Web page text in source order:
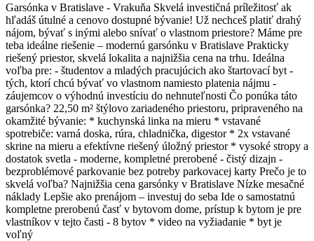
Garsónka v Bratislave - Vrakuňa Skvelá investičná príležitosť ak
hľadáš útulné a cenovo dostupné bývanie! Už nechceš platiť drahý
nájom, bývať s inými alebo snívať o vlastnom priestore? Máme pre
teba ideálne riešenie – modernú garsónku v Bratislave Prakticky
riešený priestor, skvelá lokalita a najnižšia cena na trhu. Ideálna
voľba pre: - študentov a mladých pracujúcich ako štartovací byt -
tých, ktorí chcú bývať vo vlastnom namiesto platenia nájmu -
záujemcov o výhodnú investíciu do nehnuteľnosti Čo ponúka táto
garsónka? 22,50 m² štýlovo zariadeného priestoru, pripraveného na
okamžité bývanie: * kuchynská linka na mieru * vstavané
spotrebiče: varná doska, rúra, chladnička, digestor * 2x vstavané
skrine na mieru a efektívne riešený úložný priestor * vysoké stropy a
dostatok svetla - moderne, kompletné prerobené - čistý dizajn -
bezproblémové parkovanie bez potreby parkovacej karty Prečo je to
skvelá voľba? Najnižšia cena garsónky v Bratislave Nízke mesačné
náklady Lepšie ako prenájom – investuj do seba Ide o samostatnú
kompletne prerobenú časť v bytovom dome, prístup k bytom je pre
vlastníkov v tejto časti - 8 bytov * video na vyžiadanie * byt je
voľný